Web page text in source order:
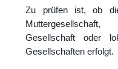
Zu prüfen ist, ob
Gesellschaft oder
Gesellschaften erfolgt.